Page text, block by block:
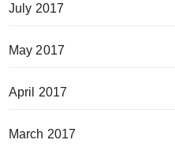
July 2017
May 2017
April 2017
March 2017